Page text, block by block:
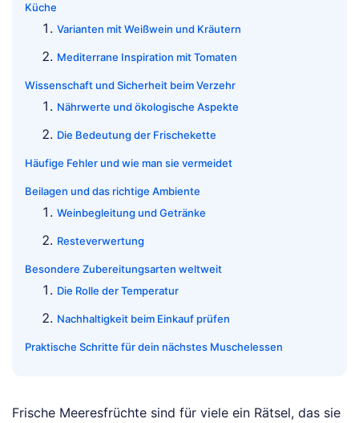
Küche
Varianten mit Weißwein und Kräutern
Mediterrane Inspiration mit Tomaten
Wissenschaft und Sicherheit beim Verzehr
Nährwerte und ökologische Aspekte
Die Bedeutung der Frischekette
Häufige Fehler und wie man sie vermeidet
Beilagen und das richtige Ambiente
Weinbegleitung und Getränke
Resteverwertung
Besondere Zubereitungsarten weltweit
Die Rolle der Temperatur
Nachhaltigkeit beim Einkauf prüfen
Praktische Schritte für dein nächstes Muschelessen
Frische Meeresfrüchte sind für viele ein Rätsel, das sie